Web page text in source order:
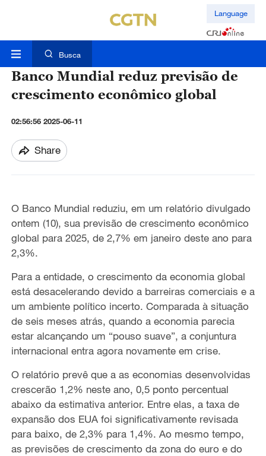
Language
Busca
Banco Mundial reduz previsão de
crescimento econômico global
02:56:56 2025-06-11
Share
O Banco Mundial reduziu, em um relatório divulgado
ontem (10), sua previsão de crescimento econômico
global para 2025, de 2,7% em janeiro deste ano para
2,3%.
Para a entidade, o crescimento da economia global
está desacelerando devido a barreiras comerciais e a
um ambiente político incerto. Comparada à situação
de seis meses atrás, quando a economia parecia
estar alcançando um “pouso suave”, a conjuntura
internacional entra agora novamente em crise.
O relatório prevê que a as economias desenvolvidas
crescerão 1,2% neste ano, 0,5 ponto percentual
abaixo da estimativa anterior. Entre elas, a taxa de
expansão dos EUA foi significativamente revisada
para baixo, de 2,3% para 1,4%. Ao mesmo tempo,
as previsões de crescimento da zona do euro e do